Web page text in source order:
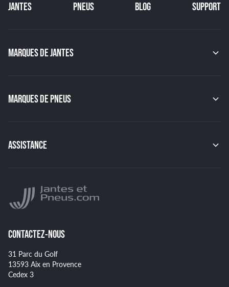
JANTES PNEUS BLOG SUPPORT
MARQUES DE JANTES
GMP
JAPAN RACING
BBS
MARQUES DE PNEUS
PIRELLI
HANKOOK
GOODYEAR
ASSISTANCE
Montage et démontage de vos pneus
Spécificités pour certains pneus
CONTACTEZ-NOUS
31 Parc du Golf
13593 Aix en Provence
Cedex 3